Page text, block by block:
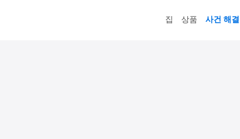
집 상품 사건 해결